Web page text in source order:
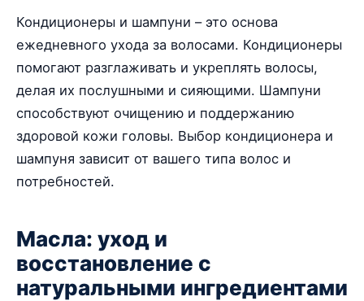
Кондиционеры и шампуни – это основа
ежедневного ухода за волосами. Кондиционеры
помогают разглаживать и укреплять волосы,
делая их послушными и сияющими. Шампуни
способствуют очищению и поддержанию
здоровой кожи головы. Выбор кондиционера и
шампуня зависит от вашего типа волос и
потребностей.
Масла: уход и
восстановление с
натуральными ингредиентами